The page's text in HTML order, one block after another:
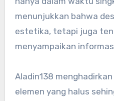
menunjukkan bahwa
estetika, tetapi juga
menyampaikan
Aladin138
elemen yang halus